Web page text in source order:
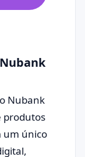
Nubank
produtos
um único